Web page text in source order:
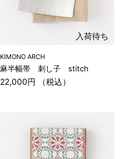
入荷待ち
KIMONO ARCH
麻半幅帯 刺し子 stitch
22,000円 （税込）